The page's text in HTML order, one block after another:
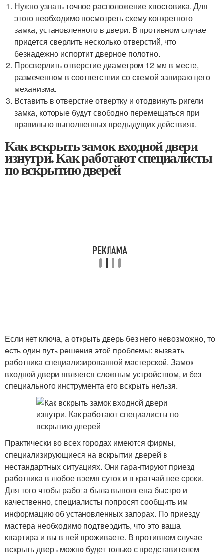
Нужно узнать точное расположение хвостовика. Для
этого необходимо посмотреть схему конкретного
замка, установленного в двери. В противном случае
придется сверлить несколько отверстий, что
безнадежно испортит дверное полотно.
Просверлить отверстие диаметром 12 мм в месте,
размеченном в соответствии со схемой запирающего
механизма.
Вставить в отверстие отвертку и отодвинуть ригели
замка, которые будут свободно перемещаться при
правильно выполненных предыдущих действиях.
Как вскрыть замок входной двери
изнутри. Как работают специалисты
по вскрытию дверей
Если нет ключа, а открыть дверь без него невозможно, то
есть один путь решения этой проблемы: вызвать
работника специализированной мастерской. Замок
входной двери является сложным устройством, и без
специального инструмента его вскрыть нельзя.
Практически во всех городах имеются фирмы,
специализирующиеся на вскрытии дверей в
нестандартных ситуациях. Они гарантируют приезд
работника в любое время суток и в кратчайшее сроки.
Для того чтобы работа была выполнена быстро и
качественно, специалисты попросят сообщить им
информацию об установленных запорах. По приезду
мастера необходимо подтвердить, что это ваша
квартира и вы в ней проживаете. В противном случае
вскрыть дверь можно будет только с представителем